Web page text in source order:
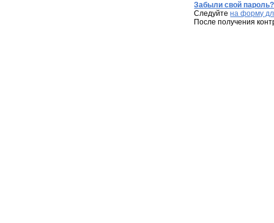
Забыли свой пароль?
Следуйтена форму
После получения